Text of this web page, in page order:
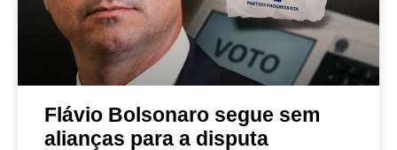
Flávio Bolsonaro segue sem
alianças para a disputa